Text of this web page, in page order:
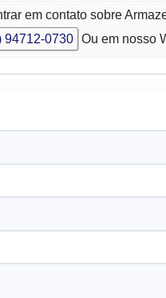
em contato sobre
94712-0730 Ou em nosso